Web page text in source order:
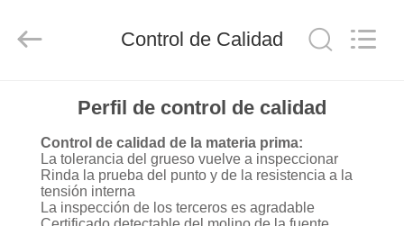
PRODUCTOS
Fabrication
Control de Calidad
Perfil de control de calidad
Control de calidad de la materia prima:
La tolerancia del grueso vuelve a inspeccionar
Rinda la prueba del punto y de la resistencia a la
tensión interna
La inspección de los terceros es agradable